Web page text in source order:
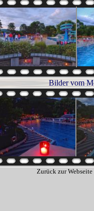
Bilder vom
Zurück zur